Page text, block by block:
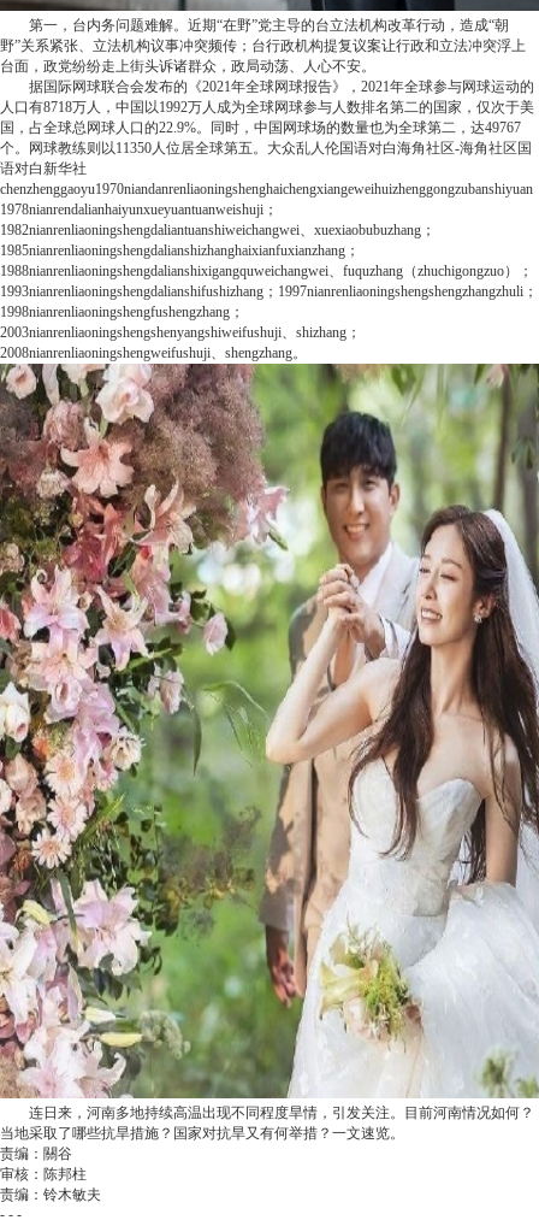
第一，台内务问题难解。近期“在野”党主导的台立法机构改革行动，造成“朝
野”关系紧张、立法机构议事冲突频传；台行政机构提复议案让行政和立法冲突浮上
台面，政党纷纷走上街头诉诸群众，政局动荡、人心不安。
据国际网球联合会发布的《2021年全球网球报告》，2021年全球参与网球运动的
人口有8718万人，中国以1992万人成为全球网球参与人数排名第二的国家，仅次于美
国，占全球总网球人口的22.9%。同时，中国网球场的数量也为全球第二，达49767
个。网球教练则以11350人位居全球第五。 大众乱人伦国语对白海角社区-海角社区国
语对白新华社
chenzhenggaoyu1970niandanrenliaoningshenghaichengxiangeweihuizhenggongzubanshiyuan
1978nianrendalianhaiyunxueyuantuanweishuji；
1982nianrenliaoningshengdaliantuanshiweichangwei、xuexiaobubuzhang；
1985nianrenliaoningshengdalianshizhanghaixianfuxianzhang；
1988nianrenliaoningshengdalianshixigangquweichangwei、fuquzhang（zhuchigongzuo）；
1993nianrenliaoningshengdalianshifushizhang；1997nianrenliaoningshengshengzhangzhuli；
1998nianrenliaoningshengfushengzhang；
2003nianrenliaoningshengshenyangshiweifushuji、shizhang；
2008nianrenliaoningshengweifushuji、shengzhang。
连日来，河南多地持续高温出现不同程度旱情，引发关注。目前河南情况如何？
当地采取了哪些抗旱措施？国家对抗旱又有何举措？一文速览。
责编：關谷
审核：陈邦柱
责编：铃木敏夫
- - -